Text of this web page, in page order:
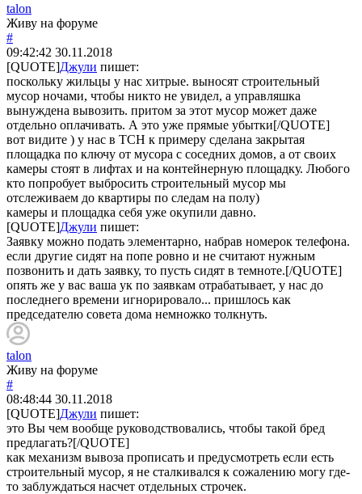
talon
Живу на форуме
#
09:42:42 30.11.2018
[QUOTE]Джули пишет:
поскольку жильцы у нас хитрые. выносят строительный
мусор ночами, чтобы никто не увидел, а управляшка
вынуждена вывозить. притом за этот мусор может даже
отдельно оплачивать. А это уже прямые убытки[/QUOTE]
вот видите ) у нас в ТСН к примеру сделана закрытая
площадка по ключу от мусора с соседних домов, а от своих
камеры стоят в лифтах и на контейнерную площадку. Любого
кто попробует выбросить строительный мусор мы
отслеживаем до квартиры по следам на полу)
камеры и площадка себя уже окупили давно.
[QUOTE]Джули пишет:
Заявку можно подать элементарно, набрав номерок телефона.
если другие сидят на попе ровно и не считают нужным
позвонить и дать заявку, то пусть сидят в темноте.[/QUOTE]
опять же у вас ваша ук по заявкам отрабатывает, у нас до
последнего времени игнорировало... пришлось как
председателю совета дома немножко толкнуть.
talon
Живу на форуме
#
08:48:44 30.11.2018
[QUOTE]Джули пишет:
это Вы чем вообще руководствовались, чтобы такой бред
предлагать?[/QUOTE]
как механизм вывоза прописать и предусмотреть если есть
строительный мусор, я не сталкивался к сожалению могу где-
то заблуждаться насчет отдельных строчек.